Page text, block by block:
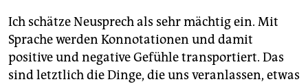
Ich schätze Neusprech als sehr mächtig ein. Mit
Sprache werden Konnotationen und damit
positive und negative Gefühle transportiert. Das
sind letztlich die Dinge, die uns veranlassen, etwas